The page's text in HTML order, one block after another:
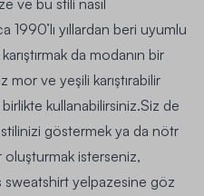
1990’lı yıllardan beri uyumlu
da modanın bir
mor ve yeşili karıştırabilir
kullanabilirsiniz.Siz de
stilinizi göstermek ya da nötr
isterseniz,
sweatshirt yelpazesine göz